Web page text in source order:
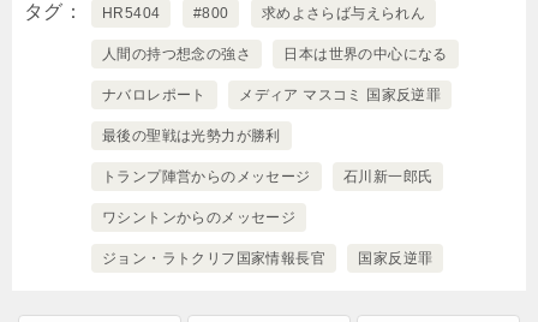
タグ HR5404 #800 求めよさらば与えられん
人間の持つ想念の強さ 日本は世界の中心になる
ナバロレポート メディア マスコミ 国家反逆罪
最後の聖戦は光勢力が勝利
トランプ陣営からのメッセージ 石川新一郎氏
ワシントンからのメッセージ
ジョン・ラトクリフ国家情報長官 国家反逆罪